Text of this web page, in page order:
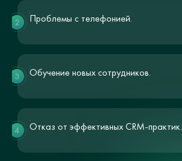
Проблемы с телефонией.
2
Обучение новых сотрудников.
3
Отказ от эффективных CRM-практик.
4